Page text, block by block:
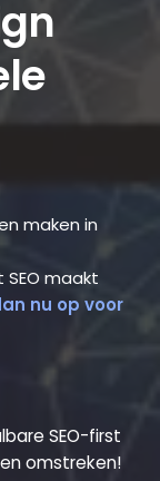
maken in
maakt
nu op voor
SEO-first
omstreken!